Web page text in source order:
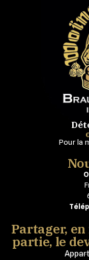
Pour la
Partager,
partie, le